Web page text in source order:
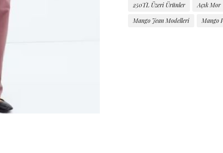
250TL Üzeri Ürünler
Açık Mor
Mango Jean Modelleri
Mango